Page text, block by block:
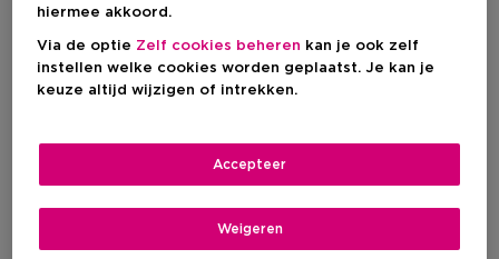
hiermee akkoord.
Via de optie Zelf cookies beheren kan je ook zelf
instellen welke cookies worden geplaatst. Je kan je
keuze altijd wijzigen of intrekken.
Weigeren
Accepteer